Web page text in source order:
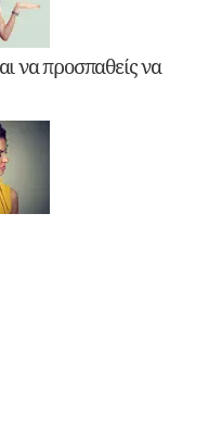
να προσπαθείς να